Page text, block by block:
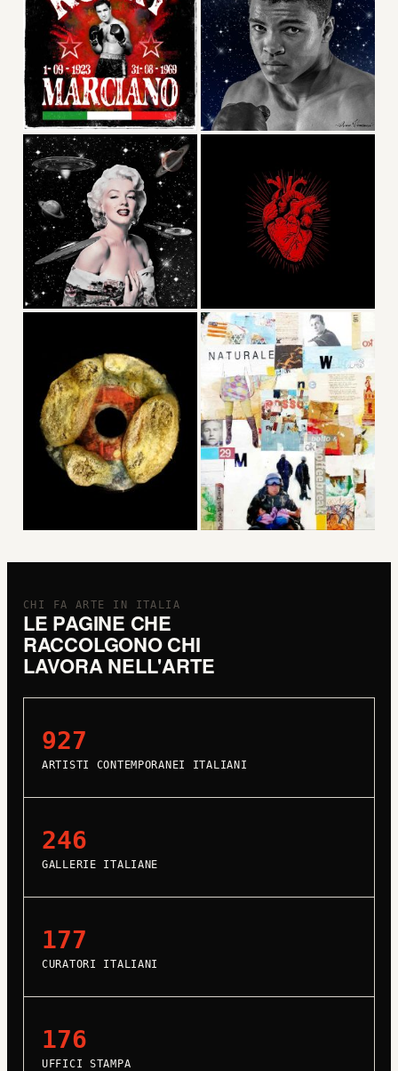
CHI FA ARTE IN ITALIA
LE PAGINE CHE
RACCOLGONO CHI
LAVORA NELL'ARTE
927
ARTISTI CONTEMPORANEI ITALIANI
246
GALLERIE ITALIANE
177
CURATORI ITALIANI
176
UFFICI STAMPA